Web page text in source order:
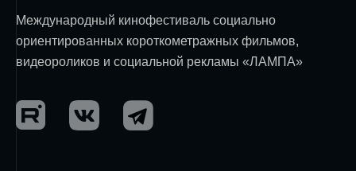
Международный кинофестиваль социально
ориентированных короткометражных фильмов,
видеороликов и социальной рекламы «ЛАМПА»